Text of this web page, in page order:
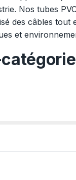
Nos tubes
des câbles tout
et